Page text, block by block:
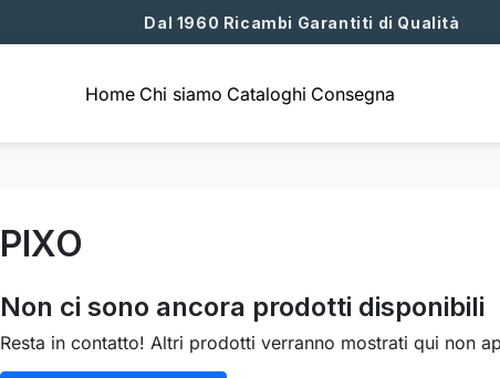
Dal 1960 Ricambi Garantiti di Qualità
Home Chi siamo Cataloghi Consegna
PIXO
Non ci sono ancora prodotti disponibili
Resta in contatto! Altri prodotti verranno mostrati qui non